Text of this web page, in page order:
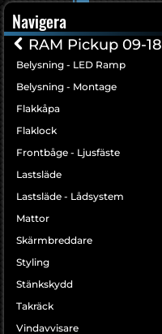
Navigera
RAM Pickup 09-18
Belysning - LED Ramp
Belysning - Montage
Flakkåpa
Flaklock
Frontbåge - Ljusfäste
Lastsläde
Lastsläde - Lådsystem
Mattor
Skärmbreddare
Styling
Stänkskydd
Takräck
Vindavvisare